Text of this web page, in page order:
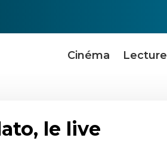
Cinéma Lecture
le live